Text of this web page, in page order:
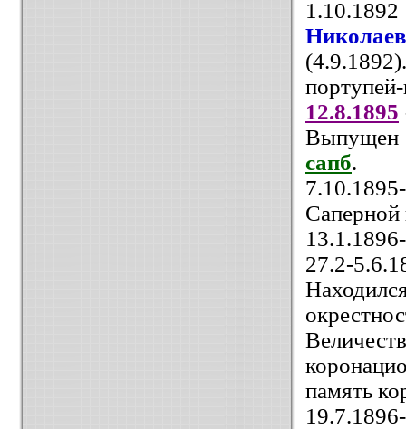
12.8.1895
Выпущен
сапб.
27.2-
память